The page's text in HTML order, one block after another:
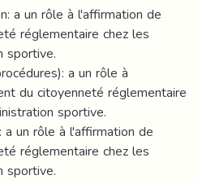
a un rôle à l'affirmation de
réglementaire chez les
sportive.
a un rôle à
du citoyenneté réglementaire
sportive.
un rôle à l'affirmation de
réglementaire chez les
sportive.